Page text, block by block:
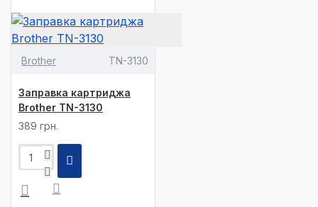
Brother TN-3130
Заправка картриджа
Brother TN-3130
389 грн.